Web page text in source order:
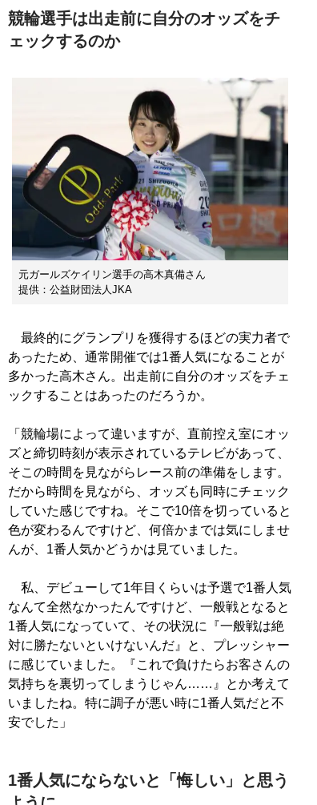
競輪選手は出走前に自分のオッズをチ
ェックするのか
元ガールズケイリン選手の高木真備さん
提供：公益財団法人JKA
最終的にグランプリを獲得するほどの実力者で
あったため、通常開催では1番人気になることが
多かった高木さん。出走前に自分のオッズをチェ
ックすることはあったのだろうか。
「競輪場によって違いますが、直前控え室にオッ
ズと締切時刻が表示されているテレビがあって、
そこの時間を見ながらレース前の準備をします。
だから時間を見ながら、オッズも同時にチェック
していた感じですね。そこで10倍を切っていると
色が変わるんですけど、何倍かまでは気にしませ
んが、1番人気かどうかは見ていました。
私、デビューして1年目くらいは予選で1番人気
なんて全然なかったんですけど、一般戦となると
1番人気になっていて、その状況に『一般戦は絶
対に勝たないといけないんだ』と、プレッシャー
に感じていました。『これで負けたらお客さんの
気持ちを裏切ってしまうじゃん……』とか考えて
いましたね。特に調子が悪い時に1番人気だと不
安でした」
1番人気にならないと「悔しい」と思う